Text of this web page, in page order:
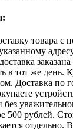
товара с
в тот же день.
Доставка по
без
500 рублей.
отдельно.